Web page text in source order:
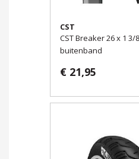
CST
CST Breaker 26 x 1 3/
buitenband
€ 21,95